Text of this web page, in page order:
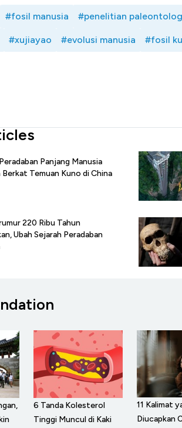
#fosil manusia #penelitian
#xujiayao #evolusi manusia #fosil
Panjang Manusia
Berkat Temuan Kuno di China
220 Ribu Tahun
Ubah Sejarah Peradaban
6 Tanda Kolesterol
Tinggi Muncul di Kaki
11 Kalimat
Diucapkan